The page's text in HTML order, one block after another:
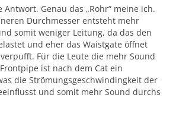
Genau das „Rohr“ meine ich.
Durchmesser entsteht mehr
somit weniger Leitung, da das den
und eher das Waistgate öffnet
Für die Leute die mehr Sound
ist nach dem Cat ein
die Strömungsgeschwindingkeit der
und somit mehr Sound durchs